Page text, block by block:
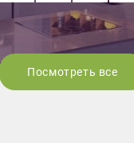
Посмотреть все